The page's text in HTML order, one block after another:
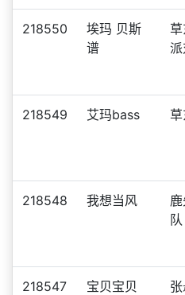
218550
埃玛 贝斯
谱
218549 艾玛bass 草
218548 我想当风
队
218547 宝贝宝贝